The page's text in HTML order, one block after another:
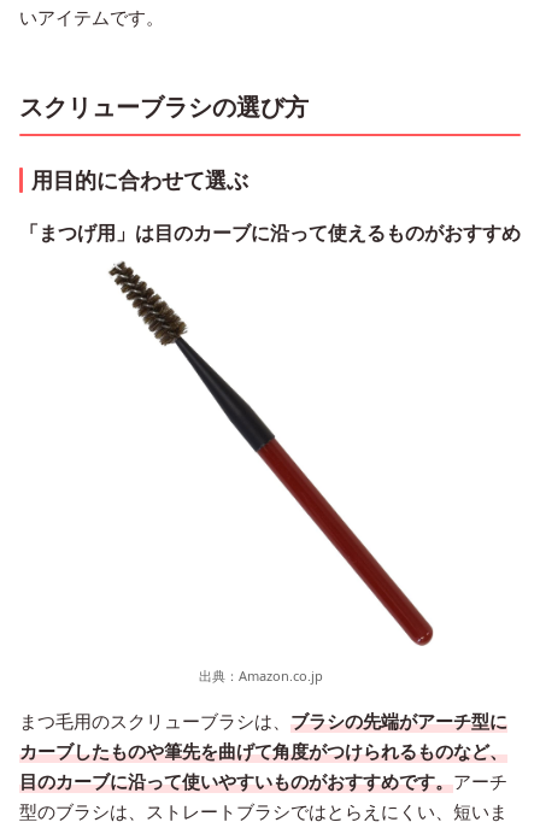
いアイテムです。
スクリューブラシの選び方
用目的に合わせて選ぶ
「まつげ用」は目のカーブに沿って使えるものがおすすめ
出典： Amazon.co.jp
まつ毛用のスクリューブラシは、 ブラシの先端がアーチ型に
カーブしたものや筆先を曲げて角度がつけられるものなど、
目のカーブに沿って使いやすいものがおすすめです。アーチ
型のブラシは、ストレートブラシではとらえにくい、短いま